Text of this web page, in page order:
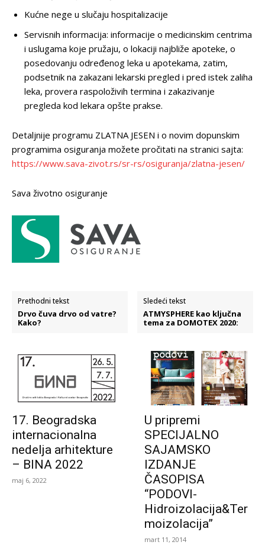
Kućne nege u slučaju hospitalizacije
Servisnih informacija: informacije o medicinskim centrima
i uslugama koje pružaju, o lokaciji najbliže apoteke, o
posedovanju određenog leka u apotekama, zatim,
podsetnik na zakazani lekarski pregled i pred istek zaliha
leka, provera raspoloživih termina i zakazivanje
pregleda kod lekara opšte prakse.
Detaljnije programu ZLATNA JESEN i o novim dopunskim
programima osiguranja možete pročitati na stranici sajta:
https://www.sava-zivot.rs/sr-rs/osiguranja/zlatna-jesen/
Sava životno osiguranje
Prethodni tekst
Drvo čuva drvo od vatre?
Kako?
Sledeći tekst
ATMYSPHERE kao ključna
tema za DOMOTEX 2020:
17. Beogradska
internacionalna
nedelja arhitekture
– BINA 2022
maj 6, 2022
U pripremi
SPECIJALNO
SAJAMSKO
IZDANJE
ČASOPISA
“PODOVI-
Hidroizolacija&Ter
moizolacija”
mart 11, 2014